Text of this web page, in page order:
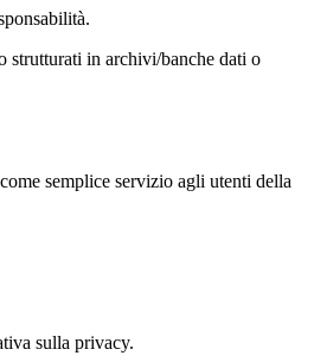
strutturati in archivi/banche dati o
semplice servizio agli utenti della
sulla privacy.